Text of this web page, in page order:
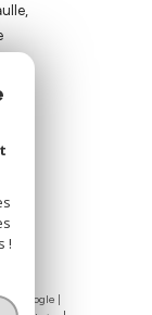
by Google |
!